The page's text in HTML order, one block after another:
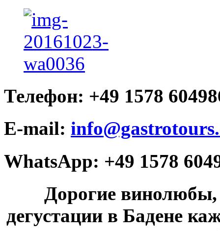
Телефон: +49 1578
E-mail:
WhatsApp: +49 1578
Дорогие винолюбы,
дегустации в Бадене